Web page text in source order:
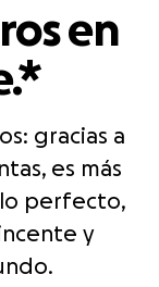
en
gracias a
es más
perfecto,
y